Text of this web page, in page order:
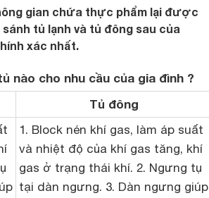
gian chứa thực phẩm lại được
tủ lạnh và tủ đông sau của
xác nhất.
nào cho nhu cầu của gia đình ?
Tủ đông
1. Block nén khí gas, làm áp suất
và nhiệt độ của khí gas tăng, khí
gas ở trạng thái khí. 2. Ngưng tụ
tại dàn ngưng. 3. Dàn ngưng giúp